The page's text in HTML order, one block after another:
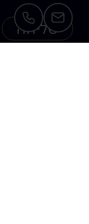
שליחה
תקנון חנות